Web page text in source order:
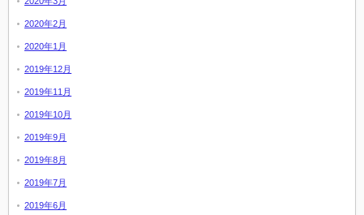
2020年2月
2020年1月
2019年12月
2019年11月
2019年10月
2019年9月
2019年8月
2019年7月
2019年6月